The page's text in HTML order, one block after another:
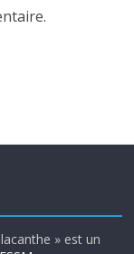
» est un